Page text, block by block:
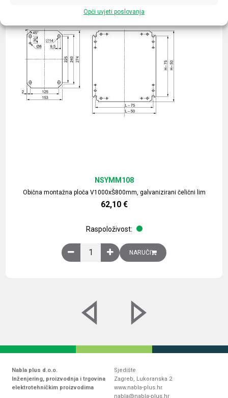
Opći uvjeti poslovanja
Obična montažna ploča V1000xŠ800mm, galvanizirani čelični lim
NSYMM108
62,10 €
Raspoloživost:
Obična montažna ploča V1000xŠ800mm,
NARUČI
Nabla plus d.o.o.
Inženjering, proizvodnja i trgovina
elektrotehničkim proizvodima
Sjedište
Zagreb, Lukoranska 2
www.nabla-plus.hr
nabla@nabla-plus.hr